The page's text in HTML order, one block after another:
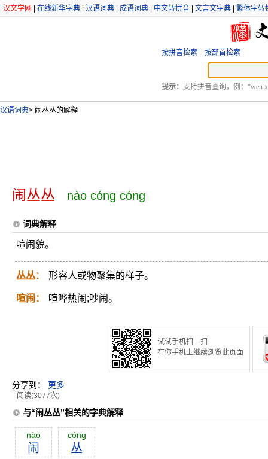
汉文学网 在线新华字典 汉语词典 成语词典 中文转拼音 文言文字典 繁体字转
按拼音检索 按部首检索
提示： 支持拼音查询，例：“wen
汉语词典> 闹丛丛的解释
闹丛丛 nào cóng cóng
词典解释
喧闹貌。
丛丛： 形容人或物聚集的样子。
喧闹： 喧哗热闹;吵闹。
试试手机扫一扫
在你手机上继续浏览此页面
分享到： 更多
阅读(3077次)
与“闹丛丛”相关的字典解释
nào
闹
cóng
丛